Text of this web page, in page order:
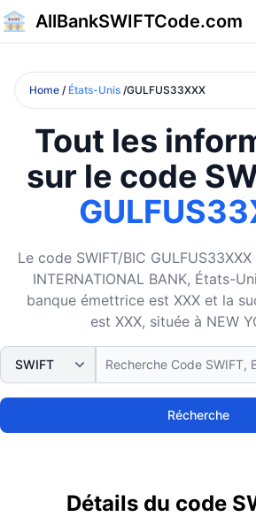
AllBankSWIFTCode.com
Home / États-Unis /GULFUS33XXX
Tout les
sur le code
Le code SWIFT/BIC
INTERNATIONAL BANK, États-
banque émettrice est XXX et la
est XXX, située à NEW
Récherche
Détails du code